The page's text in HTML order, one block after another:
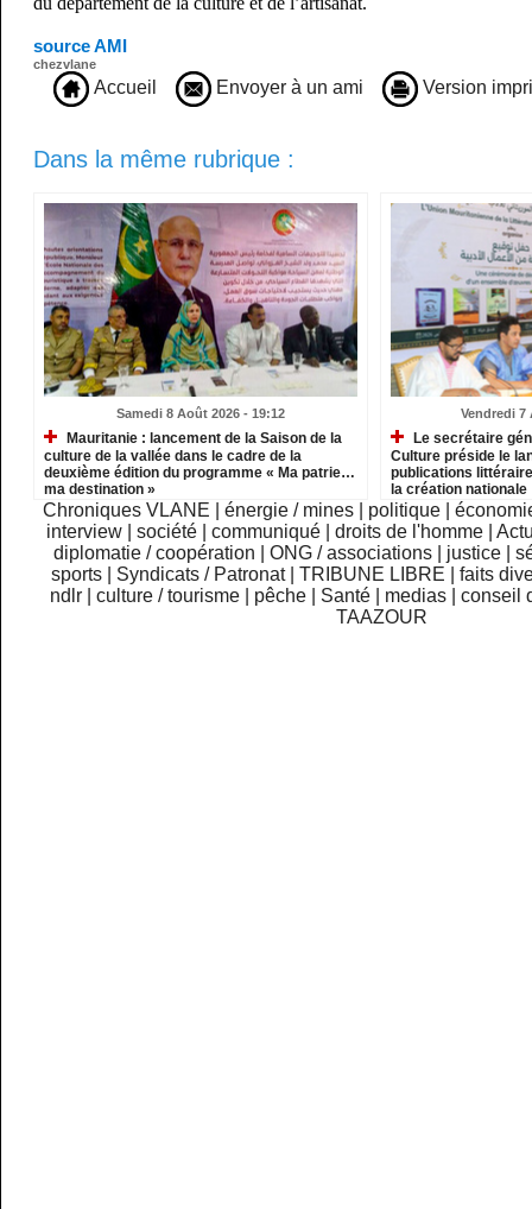
source AMI
chezvlane
Accueil Envoyer à un ami Version
Dans la même rubrique :
Samedi 8 Août 2026 - 19:12
Mauritanie : lancement de la Saison de la
culture de la vallée dans le cadre de la
deuxième édition du programme « Ma patrie…
ma destination »
Vendredi 7
Le secrétaire
Culture préside le
publications
la création nationale
Chroniques VLANE énergie / mines politique
interview
|société |communiqué |droits de l'homme |
diplomatie / coopération
ONG / associations justice
sports
Syndicats / Patronat TRIBUNE LIBRE
faits
ndlr
|culture / tourisme pêche Santé medias |conseil
TAAZOUR